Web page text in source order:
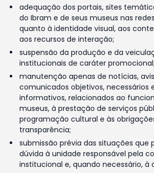
adequação dos portais, sites
do Ibram e de seus museus nas
quanto à identidade visual, aos
aos recursos de interação;
suspensão da produção e da
institucionais de caráter promocional;
manutenção apenas de notícias,
comunicados objetivos, necessários
informativos, relacionados ao
museus, à prestação de serviços
programação cultural e às
transparência;
submissão prévia das situações que
dúvida à unidade responsável pela
institucional e, quando necessário, à